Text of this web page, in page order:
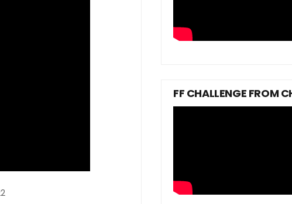
FF CHALLENGE FROM